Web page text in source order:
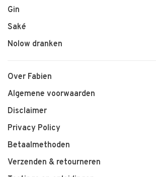
Gin
Saké
Nolow dranken
Over Fabien
Algemene voorwaarden
Disclaimer
Privacy Policy
Betaalmethoden
Verzenden & retourneren